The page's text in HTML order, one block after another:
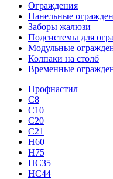
Ограждения
Панельные
Заборы жалюзи
Подсистемы для
Модульные
Колпаки на столб
Временные
Профнастил
С8
С10
С20
С21
H60
H75
HС35
НС44